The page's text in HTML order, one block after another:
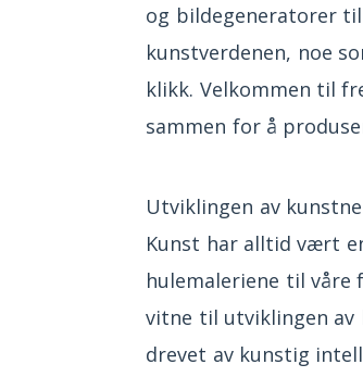
og bildegeneratorer
kunstverdenen, noe
klikk. Velkommen til
sammen for å
Utviklingen av
Kunst har alltid vært
hulemaleriene til våre
vitne til utviklingen av
drevet av kunstig